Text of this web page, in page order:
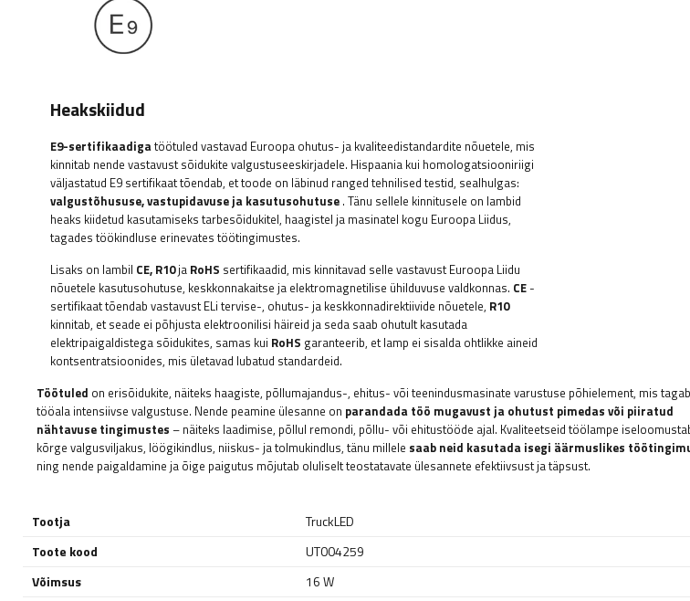
Heakskiidud
E9-sertifikaadigatöötuled vastavad Euroopa ohutus- ja kvaliteedistandardite nõuetele, mis
kinnitab nende vastavust sõidukite valgustuseeskirjadele. Hispaania kui homologatsiooniriigi
väljastatud E9 sertifikaat tõendab, et toode on läbinud ranged tehnilised testid, sealhulgas:
valgustõhususe, vastupidavuse ja kasutusohutuse . Tänu sellele kinnitusele on lambid
heaks kiidetud kasutamiseks tarbesõidukitel, haagistel ja masinatel kogu Euroopa Liidus,
tagades töökindluse erinevates töötingimustes.
Lisaks on lambil CE, R10ja RoHS sertifikaadid, mis kinnitavad selle vastavust Euroopa Liidu
nõuetele kasutusohutuse, keskkonnakaitse ja elektromagnetilise ühilduvuse valdkonnas. CE -
sertifikaat tõendab vastavust ELi tervise-, ohutus- ja keskkonnadirektiivide nõuetele, R10
kinnitab, et seade ei põhjusta elektroonilisi häireid ja seda saab ohutult kasutada
elektripaigaldistega sõidukites, samas kui RoHS garanteerib, et lamp ei sisalda ohtlikke aineid
kontsentratsioonides, mis ületavad lubatud standardeid.
Töötuled on erisõidukite, näiteks haagiste, põllumajandus-, ehitus- või teenindusmasinate varustuse põhielement, mis tagab
tööala intensiivse valgustuse. Nende peamine ülesanne on parandada töö mugavust ja ohutust pimedas või piiratud
nähtavuse tingimustes – näiteks laadimise, põllul remondi, põllu- või ehitustööde ajal. Kvaliteetseid töölampe
kõrge valgusviljakus, löögikindlus, niiskus- ja tolmukindlus, tänu millele saab neid kasutada isegi äärmuslikes
ning nende paigaldamine ja õige paigutus mõjutab oluliselt teostatavate ülesannete efektiivsust ja täpsust.
Tootja
TruckLED
Toote kood
UT004259
Võimsus
16 W